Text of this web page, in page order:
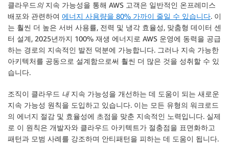
클라우드의지속 가능성을 통해 AWS 고객은 일반적인 온프레미스
배포와 관련하여 에너지 사용량을 80% 가까이 줄일 수 있습니다. 이
는 훨씬 더 높은 서버 사용률, 전력 및 냉각 효율성, 맞춤형 데이터 센
터 설계, 2025년까지 100% 재생 에너지로 AWS 운영에 동력을 공급
하는 경로의 지속적인 발전 덕분에 가능합니다. 그러나 지속 가능한
아키텍처를 공동으로 설계함으로써 훨씬 더 많은 것을 성취할 수 있
습니다.
조직이 클라우드 내지속 가능성을 개선하는 데 도움이 되는 새로운
지속 가능성 원칙을 도입하고 있습니다. 이는 모든 유형의 워크로드
의 에너지 절감 및 효율성에 초점을 맞춘 지속적인 노력입니다. 실제
로 이 원칙은 개발자와 클라우드 아키텍트가 절충점을 표면화하고
패턴과 모범 사례를 강조하며 안티패턴을 피하는 데 도움이 됩니다.